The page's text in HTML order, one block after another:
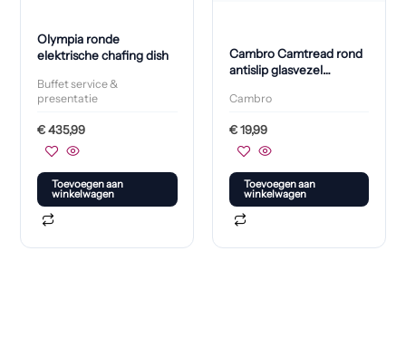
Olympia ronde
elektrische chafing dish
Buffet service &
presentatie
€435,99
Toevoegen aan
winkelwagen
Cambro Camtread rond
antislip glasvezel
Cambro
€19,99
Toevoegen aan
winkelwagen